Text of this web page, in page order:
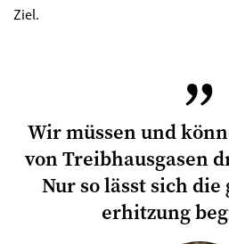
Ziel.
Wir müssen und
von Treibhausgasen
Nur so lässt sich
erhitzung